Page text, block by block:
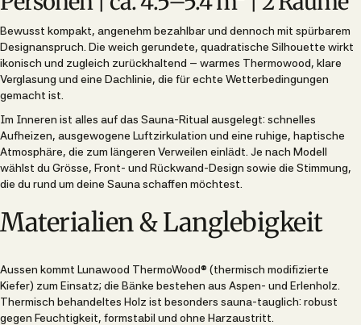
Bewusst kompakt, angenehm bezahlbar und dennoch mit spürbarem
Designanspruch. Die weich gerundete, quadratische Silhouette wirkt
ikonisch und zugleich zurückhaltend – warmes Thermowood, klare
Verglasung und eine Dachlinie, die für echte Wetterbedingungen
gemacht ist.
Im Inneren ist alles auf das Sauna-Ritual ausgelegt: schnelles
Aufheizen, ausgewogene Luftzirkulation und eine ruhige, haptische
Atmosphäre, die zum längeren Verweilen einlädt. Je nach Modell
wählst du Grösse, Front- und Rückwand-Design sowie die Stimmung,
die du rund um deine Sauna schaffen möchtest.
Materialien & Langlebigkeit
Aussen kommt Lunawood ThermoWood® (thermisch modifizierte
Kiefer) zum Einsatz; die Bänke bestehen aus Aspen- und Erlenholz.
Thermisch behandeltes Holz ist besonders sauna-tauglich: robust
gegen Feuchtigkeit, formstabil und ohne Harzaustritt.